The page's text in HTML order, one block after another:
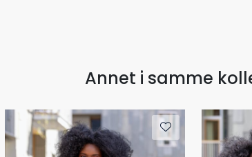
Annet i samme